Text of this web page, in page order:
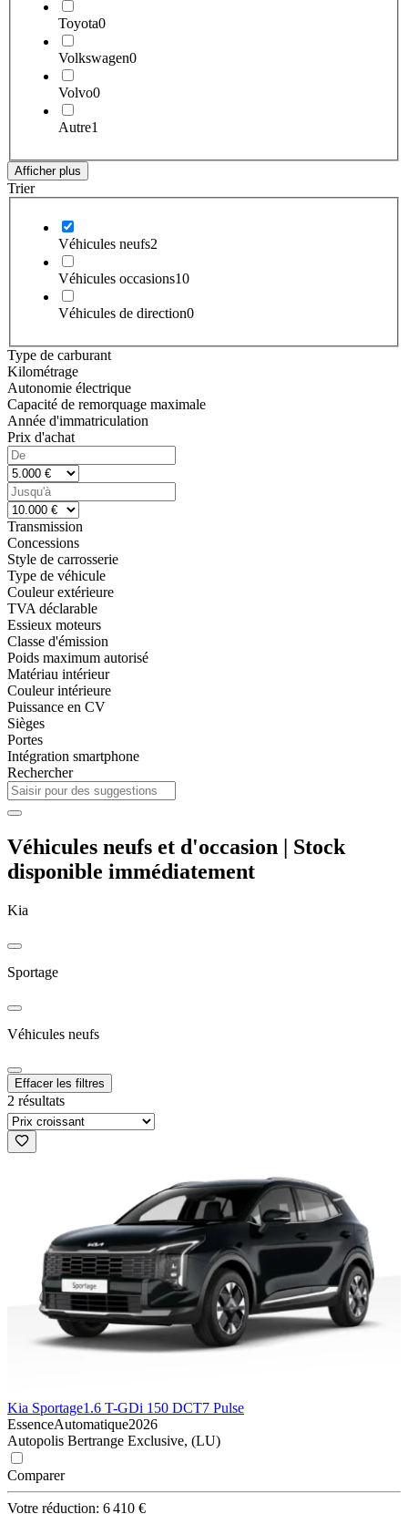
Toyota0
Volkswagen0
Volvo0
Autre1
Afficher plus
Trier
Véhicules neufs2
Véhicules occasions10
Véhicules de direction0
Type de carburant
Kilométrage
Autonomie électrique
Capacité de remorquage maximale
Année d'immatriculation
Prix d'achat
Transmission
Concessions
Style de carrosserie
Type de véhicule
Couleur extérieure
TVA déclarable
Essieux moteurs
Classe d'émission
Poids maximum autorisé
Matériau intérieur
Couleur intérieure
Puissance en CV
Sièges
Portes
Intégration smartphone
Rechercher
Véhicules neufs et d'occasion | Stock
disponible immédiatement
Kia
Sportage
Véhicules neufs
Effacer les filtres
2 résultats
Kia Sportage1.6 T-GDi 150 DCT7 Pulse
EssenceAutomatique2026
Autopolis Bertrange Exclusive, (LU)
Comparer
Votre réduction: 6 410 €